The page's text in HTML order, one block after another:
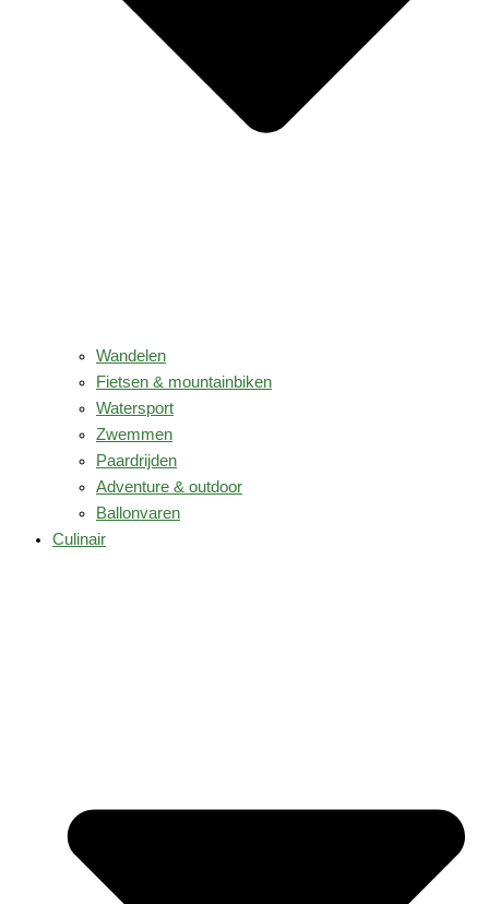
Wandelen
Fietsen & mountainbiken
Watersport
Zwemmen
Paardrijden
Adventure & outdoor
Ballonvaren
Culinair